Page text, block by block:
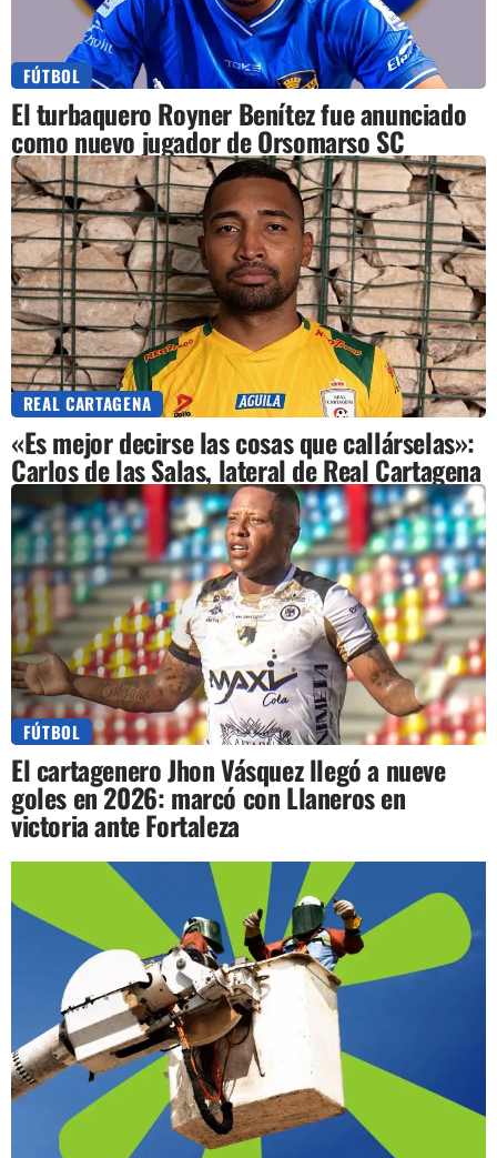
FÚTBOL
El turbaquero Royner Benítez fue anunciado
como nuevo jugador de Orsomarso SC
REAL CARTAGENA
«Es mejor decirse las cosas que callárselas»:
Carlos de las Salas, lateral de Real Cartagena
FÚTBOL
El cartagenero Jhon Vásquez llegó a nueve
goles en 2026: marcó con Llaneros en
victoria ante Fortaleza